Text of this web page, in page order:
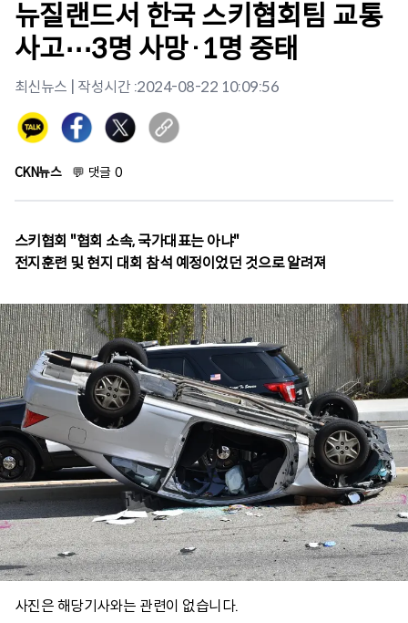
뉴질랜드서 한국 스키협회팀 교통
사고⋯3명 사망·1명 중태
최신뉴스 | 작성시간 :2024-08-22 10:09:56
CKN뉴스 💬 댓글 0
스키협회 "협회 소속, 국가대표는 아냐"
전지훈련 및 현지 대회 참석 예정이었던 것으로 알려져
사진은 해당기사와는 관련이 없습니다.